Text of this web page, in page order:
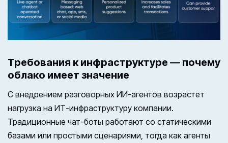
Требования к инфраструктуре — почему
облако имеет значение
С внедрением разговорных ИИ-агентов возрастет
нагрузка на ИТ-инфраструктуру компании.
Традиционные чат-боты работают со статическими
базами или простыми сценариями, тогда как агенты